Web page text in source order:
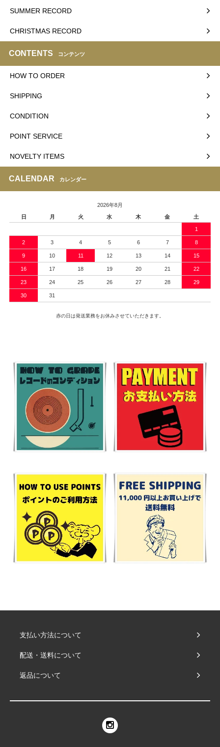
SUMMER RECORD
CHRISTMAS RECORD
CONTENTS コンテンツ
HOW TO ORDER
SHIPPING
CONDITION
POINT SERVICE
NOVELTY ITEMS
CALENDAR カレンダー
2026年8月
日
月 火 水 木 金 土
1
2 3 4 5 6 7 8
9 10 11 12 13 14 15
16 17 18 19 20 21 22
23 24 25 26 27 28 29
30 31
赤の日は発送業務をお休みさせていただきます。
支払い方法について
配送・送料について
返品について